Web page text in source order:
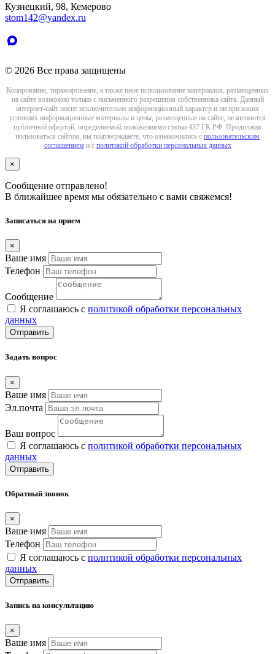
Кузнецкий, 98, Кемерово
stom142@yandex.ru
© 2026 Все права защищены
Копирование, тиражирование, а также иное использование материалов, размещенных
на сайте возможно только с письменного разрешения собственника сайта. Данный
интернет-сайт носит исключительно информационный характер и ни при каких
условиях информационные материалы и цены, размещенные на сайте, не являются
публичной офертой, определяемой положениями статьи 437 ГК РФ. Продолжая
пользоваться сайтом, вы подтверждаете, что ознакомились с пользовательским
соглашением и с политикой обработки персональных данных
×
Сообщение отправлено!
В ближайшее время мы обязательно с вами свяжемся!
Записаться на прием
×
Ваше имя
Телефон
Сообщение
Я соглашаюсь с политикой обработки персональных
данных
Отправить
Задать вопрос
×
Ваше имя
Эл.почта
Ваш вопрос
Я соглашаюсь с политикой обработки персональных
данных
Отправить
Обратный звонок
×
Ваше имя
Телефон
Я соглашаюсь с политикой обработки персональных
данных
Отправить
Запись на консультацию
×
Ваше имя